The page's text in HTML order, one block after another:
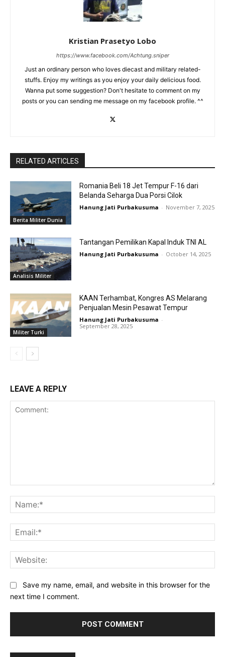
Kristian Prasetyo Lobo
https://www.facebook.com/Achtung.sniper
Just an ordinary person who loves diecast and military related-
stuffs. Enjoy my writings as you enjoy your daily delicious food.
Wanna put some suggestion? Don't hesitate to comment on my
posts or you can sending me message on my facebook profile. ^^
RELATED ARTICLES
Berita Militer Dunia
Romania Beli 18 Jet Tempur F-16 dari
Belanda Seharga Dua Porsi Cilok
Hanung Jati Purbakusuma - November 7, 2025
Analisis Militer
Tantangan Pemilikan Kapal Induk TNI AL
Hanung Jati Purbakusuma - October 14, 2025
Militer Turki
KAAN Terhambat, Kongres AS Melarang
Penjualan Mesin Pesawat Tempur
Hanung Jati Purbakusuma -
September 28, 2025
LEAVE A REPLY
Save my name, email, and website in this browser for the
next time I comment.